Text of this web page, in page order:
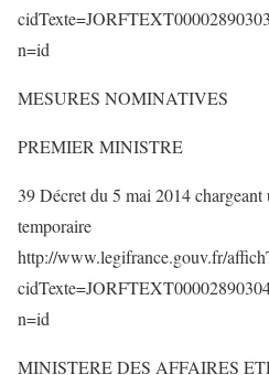
n=id
MESURES NOMINATIVES
PREMIER MINISTRE
39 Décret du 5 mai 2014 chargeant
temporaire
http://www.legifrance.gouv.fr/
n=id
MINISTERE DES AFFAIRES